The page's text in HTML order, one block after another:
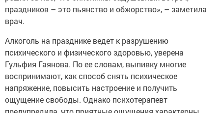
праздников – это пьянство и обжорство», – заметила
врач.
Алкоголь на празднике ведет к разрушению
психического и физического здоровью, уверена
Гульфия Гаянова. По ее словам, выпивку многие
воспринимают, как способ снять психическое
напряжение, повысить настроение и получить
ощущение свободы. Однако психотерапевт